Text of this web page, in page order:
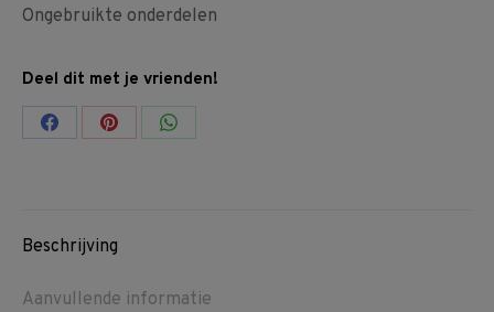
Ongebruikte onderdelen
Deel dit met je vrienden!
Share Share Share
Beschrijving
Aanvullende informatie